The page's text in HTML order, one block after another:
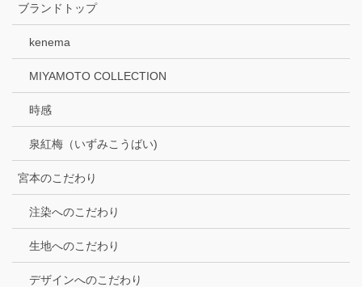
ブランドトップ
kenema
MIYAMOTO COLLECTION
時感
泉紅梅（いずみこうばい)
宮本のこだわり
注染へのこだわり
生地へのこだわり
デザインへのこだわり